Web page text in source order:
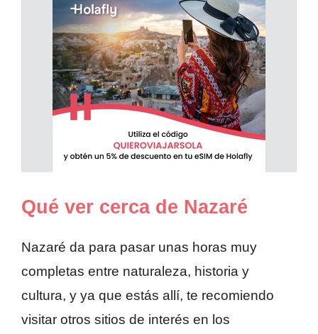
Qué ver cerca de Nazaré
Nazaré da para pasar unas horas muy
completas entre naturaleza, historia y
cultura, y ya que estás allí, te recomiendo
visitar otros sitios de interés en los